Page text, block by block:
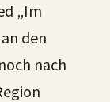
„Im
den
nach